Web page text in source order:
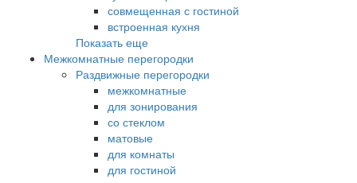
совмещенная с гостиной
встроенная кухня
Показать еще
Межкомнатные перегородки
Раздвижные перегородки
межкомнатные
для зонирования
со стеклом
матовые
для комнаты
для гостиной